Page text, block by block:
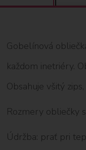
Gobelínová
každom inetriéry.
Obsahuje všitý
Rozmery obliečky
Údržba: prať pri